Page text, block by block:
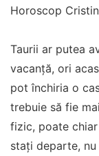
Horoscop
Taurii ar putea
vacanță, ori
pot închiria o
trebuie să fie
fizic, poate
stați departe,